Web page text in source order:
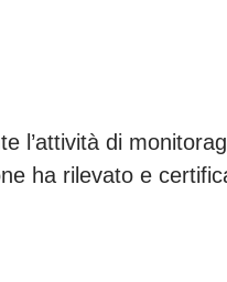
l’attività di
ha rilevato e